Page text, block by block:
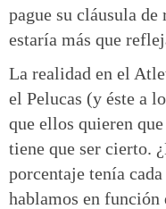
pague su cláusula
estaría más que
La realidad en el
el Pelucas (y éste a
que ellos quieren
tiene que ser cierto.
porcentaje tenía
hablamos en